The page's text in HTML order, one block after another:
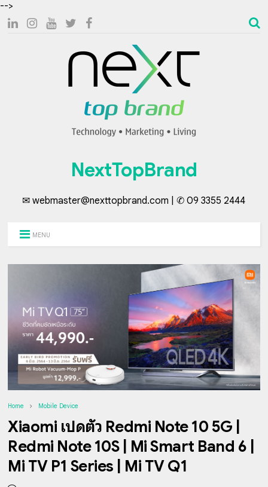
-->
NextTopBrand
✉ webmaster@nexttopbrand.com | ✆ 09 3355 2444
MENU
Home Mobile Device
Xiaomi เปิดตัว Redmi Note 10 5G |
Redmi Note 10S | Mi Smart Band 6 |
Mi TV P1 Series | Mi TV Q1